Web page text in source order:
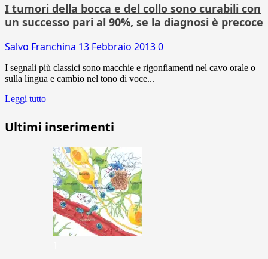
I tumori della bocca e del collo sono curabili con
un successo pari al 90%, se la diagnosi è precoce
Salvo Franchina 13 Febbraio 20130
I segnali più classici sono macchie e rigonfiamenti nel cavo orale o
sulla lingua e cambio nel tono di voce...
Leggi tutto
Ultimi inserimenti